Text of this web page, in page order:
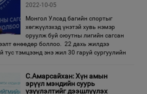
2022-10-05
Монгол Улсад багийн спортыг
хөгжүүлэхэд үнэтэй хувь нэмэр
оруулж буй оюутны лигийн сагсан
өнөөдөр боллоо. 22 дахь жилдээ
тус тэмцээнд энэ жил 30 гаруй сургуулийн
С.Амарсайхан: Хүн амын
эрүүл мэндийн суурь
үзүүлэлтийг дээшлүүлэх